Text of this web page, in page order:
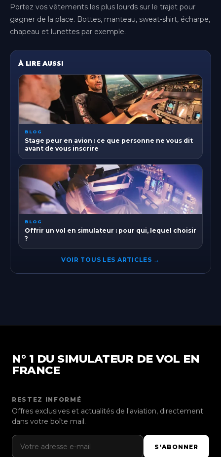
Portez vos vêtements les plus lourds sur le trajet pour
gagner de la place. Bottes, manteau, sweat-shirt, écharpe,
chapeau et lunettes par exemple.
À LIRE AUSSI
BLOG
Stage peur en avion : ce que personne ne vous dit
avant de vous inscrire
BLOG
Offrir un vol en simulateur : pour qui, lequel choisir
?
VOIR TOUS LES ARTICLES →
N° 1 DU SIMULATEUR DE VOL EN
FRANCE
RESTEZ INFORMÉ
Offres exclusives et actualités de l'aviation, directement
dans votre boîte mail.
Adresse e-mail
S'ABONNER